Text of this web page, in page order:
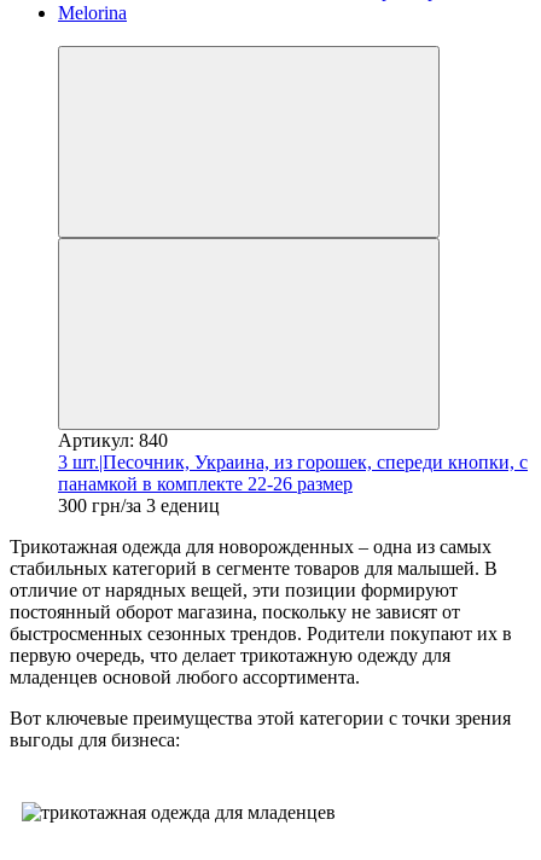
Артикул: 840
3 шт.|Песочник, Украина, из горошек, спереди кнопки, с
панамкой в ​​комплекте 22-26 размер
300 грн/за 3 едениц
Трикотажная одежда для новорожденных – одна из самых
стабильных категорий в сегменте товаров для малышей. В
отличие от нарядных вещей, эти позиции формируют
постоянный оборот магазина, поскольку не зависят от
быстросменных сезонных трендов. Родители покупают их в
первую очередь, что делает трикотажную одежду для
младенцев основой любого ассортимента.
Вот ключевые преимущества этой категории с точки зрения
выгоды для бизнеса: